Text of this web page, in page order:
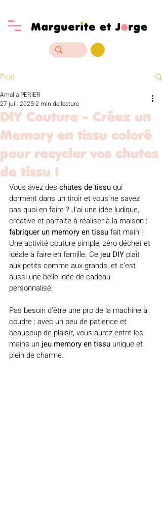
Post
DIY Couture - Créez un
Memory en tissu coloré
pour recycler vos chutes
de tissu !
Amalia PERIER
27 juil. 20252 min de lecture
Vous avez des chutes de tissu qui
dorment dans un tiroir et vous ne savez
pas quoi en faire ? J’ai une idée ludique,
créative et parfaite à réaliser à la maison :
fabriquer un memory en tissu fait main !
Une activité couture simple, zéro déchet et
idéale à faire en famille. Ce jeu DIY plaît
aux petits comme aux grands, et c’est
aussi une belle idée de cadeau
personnalisé.
Pas besoin d’être une pro de la machine à
coudre : avec un peu de patience et
beaucoup de plaisir, vous aurez entre les
mains un jeu memory en tissu unique et
plein de charme.